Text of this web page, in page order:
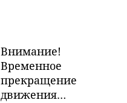
Внимание!
Временное
прекращение
движения